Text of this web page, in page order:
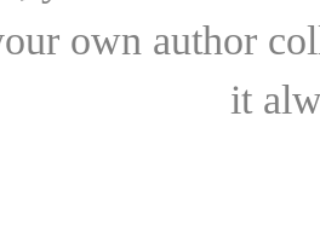
own author
it